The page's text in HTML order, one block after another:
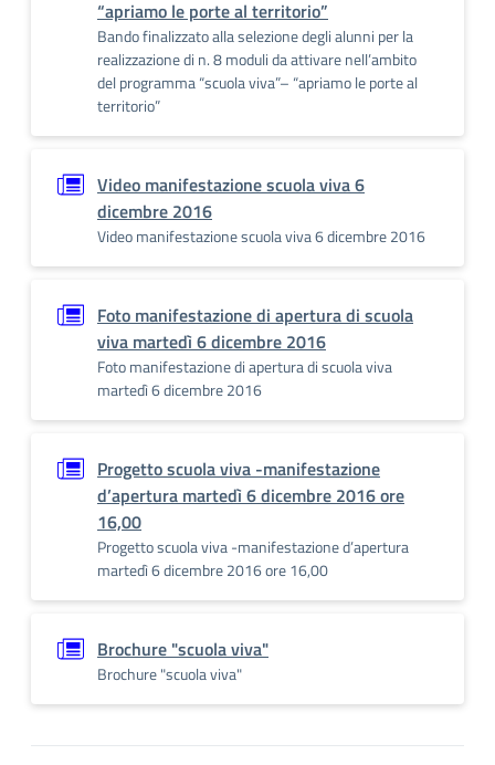
“apriamo le porte al territorio”
Bando finalizzato alla selezione degli alunni per la
realizzazione di n. 8 moduli da attivare nell’ambito
del programma “scuola viva”– “apriamo le porte al
territorio”
Video manifestazione scuola viva 6
dicembre 2016
Video manifestazione scuola viva 6 dicembre 2016
Foto manifestazione di apertura di scuola
viva martedì 6 dicembre 2016
Foto manifestazione di apertura di scuola viva
martedì 6 dicembre 2016
Progetto scuola viva -manifestazione
d’apertura martedì 6 dicembre 2016 ore
16,00
Progetto scuola viva -manifestazione d’apertura
martedì 6 dicembre 2016 ore 16,00
Brochure "scuola viva"
Brochure "scuola viva"